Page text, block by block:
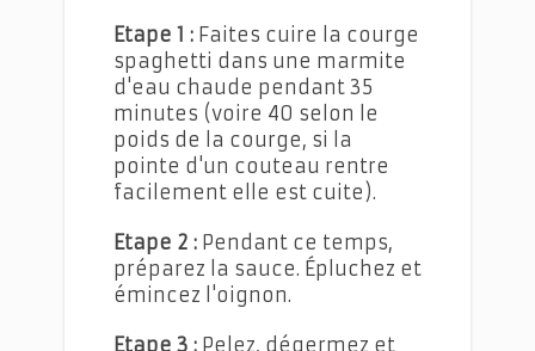
Etape 1 : Faites cuire la courge
spaghetti dans une marmite
d'eau chaude pendant 35
minutes (voire 40 selon le
poids de la courge, si la
pointe d'un couteau rentre
facilement elle est cuite).
Etape 2 : Pendant ce temps,
préparez la sauce. Épluchez et
émincez l'oignon.
Etape 3 : Pelez, dégermez et